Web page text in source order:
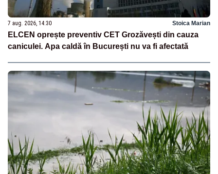
7 aug. 2026, 14:30 Stoica Marian
ELCEN oprește preventiv CET Grozăvești din cauza
caniculei. Apa caldă în București nu va fi afectată